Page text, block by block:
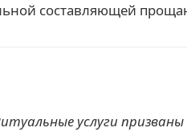
составляющей
услуги